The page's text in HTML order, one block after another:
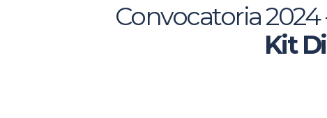
Convocatoria 2024
Kit